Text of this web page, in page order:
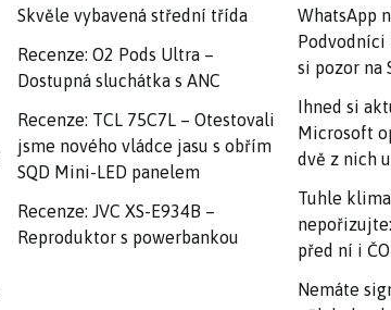
Skvěle vybavená střední třída
Recenze: O2 Pods Ultra –
Dostupná sluchátka s ANC
Recenze: TCL 75C7L – Otestovali
jsme nového vládce jasu s obřím
SQD Mini-LED panelem
Recenze: JVC XS-E934B –
Reproduktor s powerbankou
WhatsApp
si pozor na
Ihned si
Microsoft
dvě z nich
Tuhle
před ní i
Nemáte